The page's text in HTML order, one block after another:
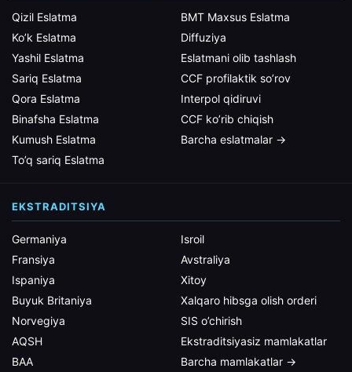
Qizil Eslatma
Ko’k Eslatma
Yashil Eslatma
Sariq Eslatma
Qora Eslatma
Binafsha Eslatma
Kumush Eslatma
To’q sariq Eslatma
BMT Maxsus Eslatma
Diffuziya
Eslatmani olib tashlash
CCF profilaktik so’rov
Interpol qidiruvi
CCF ko’rib chiqish
Barcha eslatmalar →
EKSTRADITSIYA
Germaniya
Fransiya
Ispaniya
Buyuk Britaniya
Norvegiya
AQSH
BAA
Isroil
Avstraliya
Xitoy
Xalqaro hibsga olish orderi
SIS o’chirish
Ekstraditsiyasiz mamlakatlar
Barcha mamlakatlar →